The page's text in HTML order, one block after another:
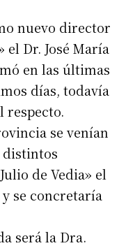
nuevo director
el Dr. José María
en las últimas
días, todavía
respecto.
se venían
distintos
de Vedia» el
se concretaría
será la Dra.